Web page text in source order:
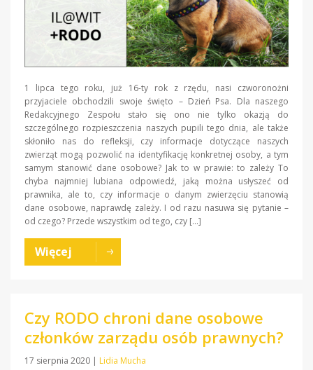
1 lipca tego roku, już 16-ty rok z rzędu, nasi czworonożni
przyjaciele obchodzili swoje święto – Dzień Psa. Dla naszego
Redakcyjnego Zespołu stało się ono nie tylko okazją do
szczególnego rozpieszczenia naszych pupili tego dnia, ale także
skłoniło nas do refleksji, czy informacje dotyczące naszych
zwierząt mogą pozwolić na identyfikację konkretnej osoby, a tym
samym stanowić dane osobowe? Jak to w prawie: to zależy To
chyba najmniej lubiana odpowiedź, jaką można usłyszeć od
prawnika, ale to, czy informacje o danym zwierzęciu stanowią
dane osobowe, naprawdę zależy. I od razu nasuwa się pytanie –
od czego? Przede wszystkim od tego, czy […]
Więcej
Czy RODO chroni dane osobowe
członków zarządu osób prawnych?
17 sierpnia 2020 | Lidia Mucha